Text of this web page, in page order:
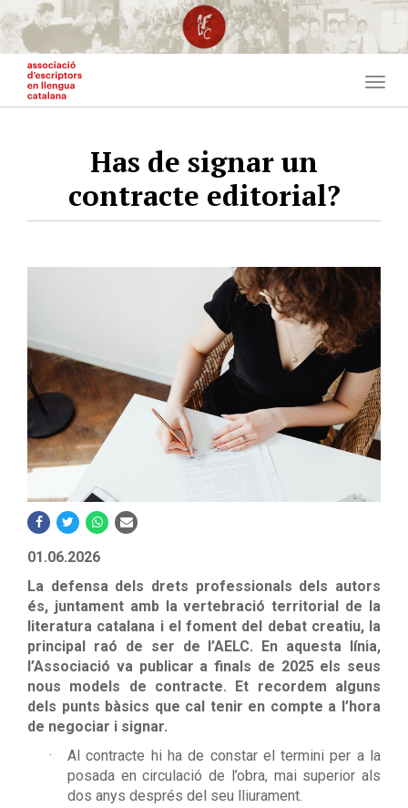
Vés
al
contingut
Has de signar un
contracte editorial?
01.06.2026
La defensa dels drets professionals dels autors
és, juntament amb la vertebració territorial de la
literatura catalana i el foment del debat creatiu, la
principal raó de ser de l’AELC. En aquesta línia,
l’Associació va publicar a finals de 2025 els seus
nous models de contracte. Et recordem alguns
dels punts bàsics que cal tenir en compte a l’hora
de negociar i signar.
Al contracte hi ha de constar el termini per a la
posada en circulació de l’obra, mai superior als
dos anys després del seu lliurament.